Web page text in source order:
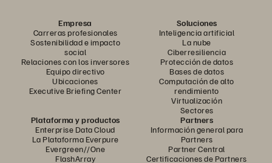
Empresa
Carreras profesionales
Sostenibilidad e impacto
social
Relaciones con los inversores
Equipo directivo
Ubicaciones
Executive Briefing Center
Soluciones
Inteligencia artificial
La nube
Ciberresiliencia
Protección de datos
Bases de datos
Computación de alto
rendimiento
Virtualización
Sectores
Plataforma y productos
Enterprise Data Cloud
La Plataforma Everpure
Evergreen//One
FlashArray
Partners
Información general para
Partners
Partner Central
Certificaciones de Partners